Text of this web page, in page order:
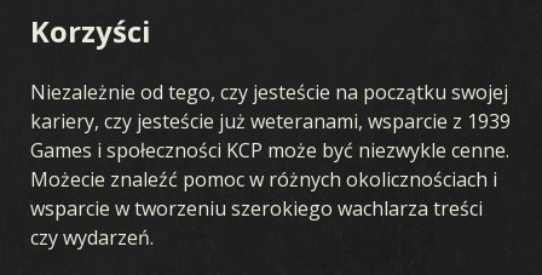
Korzyści
Niezależnie od tego, czy jesteście na początku swojej
kariery, czy jesteście już weteranami, wsparcie z 1939
Games i społeczności KCP może być niezwykle cenne.
Możecie znaleźć pomoc w różnych okolicznościach i
wsparcie w tworzeniu szerokiego wachlarza treści
czy wydarzeń.
GRA
CZYM JEST KARDS JAK GRAĆ SKLEP
KRAJE
AKADEMIA KARDS
FAQ